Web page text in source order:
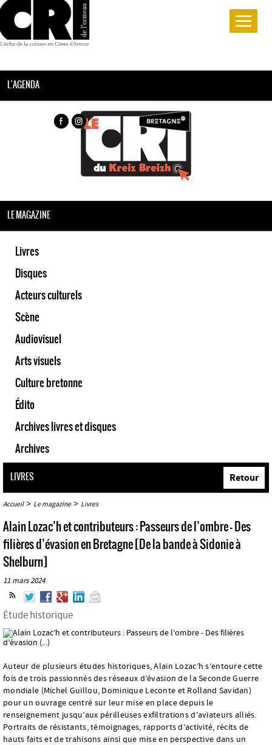
L'AGENDA
LE MAGAZINE
Livres
Disques
Acteurs culturels
Scène
Audiovisuel
Arts visuels
Culture bretonne
Édito
Archives livres et disques
Archives
LIVRES
Accueil> Le magazine> Livres
Retour
Alain Lozac’h et contributeurs : Passeurs de l’ombre - Des
filières d’évasion en Bretagne [De la bande à Sidonie à
Shelburn]
11 mars 2024
Étude historique
Auteur de plusieurs études historiques, Alain Lozac’h s’entoure cette
fois de trois passionnés des réseaux d’évasion de la Seconde Guerre
mondiale (Michel Guillou, Dominique Leconte et Rolland Savidan)
pour un ouvrage centré sur leur mise en place depuis le
renseignement jusqu’aux périlleuses exfiltrations d’aviateurs alliés.
Portraits de résistants, témoignages, rapports d’activité, récits de
hauts faits et de trahisons ainsi que mise en perspective dans un